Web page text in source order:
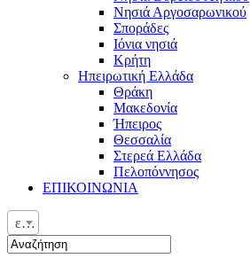
Νησιά Αργοσαρωνικού
Σποράδες
Ιόνια νησιά
Κρήτη
Ηπειρωτική Ελλάδα
Θράκη
Μακεδονία
Ήπειρος
Θεσσαλία
Στερεά Ελλάδα
Πελοπόννησος
ΕΠΙΚΟΙΝΩΝΙΑ
ελ